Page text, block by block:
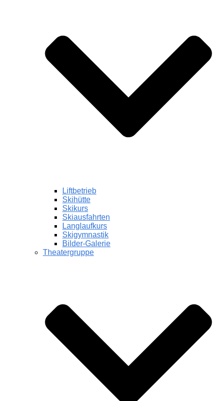
Liftbetrieb
Skihütte
Skikurs
Skiausfahrten
Langlaufkurs
Skigymnastik
Bilder-Galerie
Theatergruppe